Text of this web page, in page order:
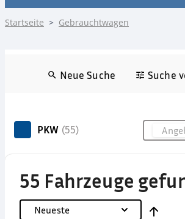
Startseite > Gebrauchtwagen
Neue Suche Suche
PKW (55)
55 Fahrzeuge
Neueste